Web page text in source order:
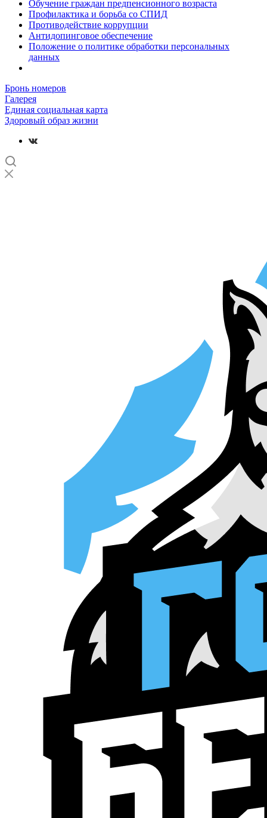
Обучение граждан предпенсионного возраста
Профилактика и борьба со СПИД
Противодействие коррупции
Антидопинговое обеспечение
Положение о политике обработки персональных
данных
Бронь номеров
Галерея
Единая социальная карта
Здоровый образ жизни